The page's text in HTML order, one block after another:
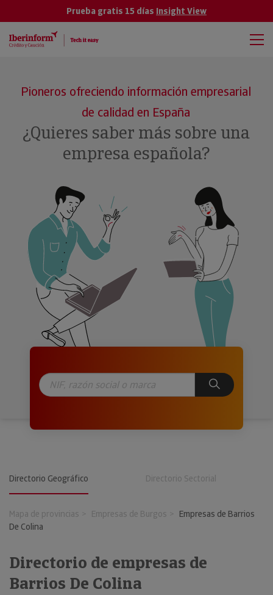
Prueba gratis 15 días Insight View
Pioneros ofreciendo información empresarial
de calidad en España
¿Quieres saber más sobre una
empresa española?
Directorio Geográfico Directorio Sectorial
Mapa de provincias Empresas de Burgos
Empresas de Barrios
De Colina
Directorio de empresas de
Barrios De Colina